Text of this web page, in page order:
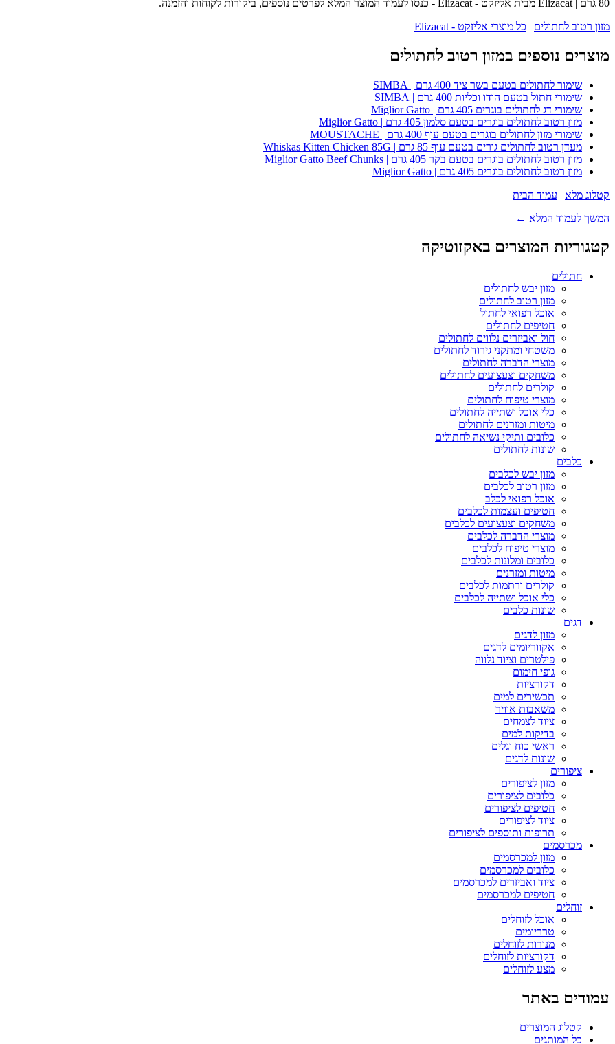
80 גרם | Elizacat מבית אליזקט - Elizacat - כנסו לעמוד המוצר המלא לפרטים נוספים, ביקורות לקוחות והזמנה.
מזון רטוב לחתולים | כל מוצרי אליזקט - Elizacat
מוצרים נוספים במזון רטוב לחתולים
שימור לחתולים בטעם בשר ציד 400 גרם | SIMBA
שימורי חתול בטעם הודו וכליות 400 גרם | SIMBA
שימורי דג לחתולים בוגרים 405 גרם | Miglior Gatto
מזון רטוב לחתולים בוגרים בטעם סלמון 405 גרם | Miglior Gatto
שימורי מזון לחתולים בוגרים בטעם עוף 400 גרם | MOUSTACHE
מעדן רטוב לחתולים גורים בטעם עוף 85 גרם | Whiskas Kitten Chicken 85G
מזון רטוב לחתולים בוגרים בטעם בקר 405 גרם | Miglior Gatto Beef Chunks
מזון רטוב לחתולים בוגרים 405 גרם | Miglior Gatto
קטלוג מלא | עמוד הבית
המשך לעמוד המלא ←
קטגוריות המוצרים באקזוטיקה
חתולים
מזון יבש לחתולים
מזון רטוב לחתולים
אוכל רפואי לחתול
חטיפים לחתולים
חול ואביזרים נלווים לחתולים
משטחי ומתקני גירוד לחתולים
מוצרי הדברה לחתולים
משחקים וצעצועים לחתולים
קולרים לחתולים
מוצרי טיפוח לחתולים
כלי אוכל ושתייה לחתולים
מיטות ומזרנים לחתולים
כלובים ותיקי נשיאה לחתולים
שונות לחתולים
כלבים
מזון יבש לכלבים
מזון רטוב לכלבים
אוכל רפואי לכלב
חטיפים ועצמות לכלבים
משחקים וצעצועים לכלבים
מוצרי הדברה לכלבים
מוצרי טיפוח לכלבים
כלובים ומלונות לכלבים
מיטות ומזרנים
קולרים ורתמות לכלבים
כלי אוכל ושתייה לכלבים
שונות כלבים
דגים
מזון לדגים
אקווריומים לדגים
פילטרים וציוד נלווה
גופי חימום
דקורציות
תכשירים למים
משאבות אוויר
ציוד לצמחים
בדיקות למים
ראשי כוח וגלים
שונות לדגים
ציפורים
מזון לציפורים
כלובים לציפורים
חטיפים לציפורים
ציוד לציפורים
תרופות ותוספים לציפורים
מכרסמים
מזון למכרסמים
כלובים למכרסמים
ציוד ואביזרים למכרסמים
חטיפים למכרסמים
זוחלים
אוכל לזוחלים
טרריומים
מנורות לזוחלים
דקורציות לזוחלים
מצע לזוחלים
עמודים באתר
קטלוג המוצרים
כל המותגים